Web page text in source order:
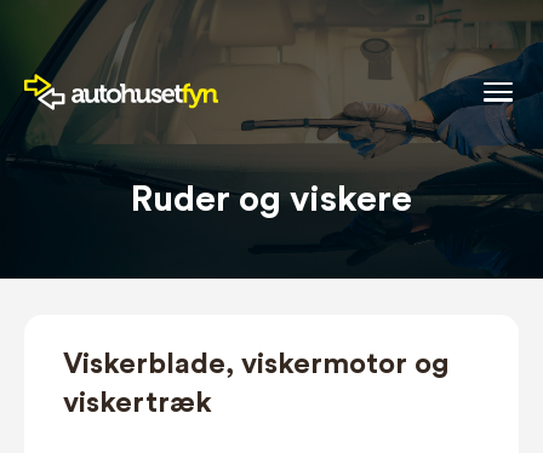
Ruder og viskere
Viskerblade, viskermotor og
viskertræk